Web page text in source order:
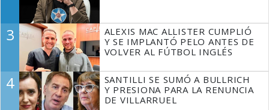
3
ALEXIS MAC ALLISTER CUMPLIÓ
Y SE IMPLANTÓ PELO ANTES DE
VOLVER AL FÚTBOL INGLÉS
4
SANTILLI SE SUMÓ A BULLRICH
Y PRESIONA PARA LA RENUNCIA
DE VILLARRUEL